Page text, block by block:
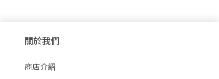
關於我們
商店介紹